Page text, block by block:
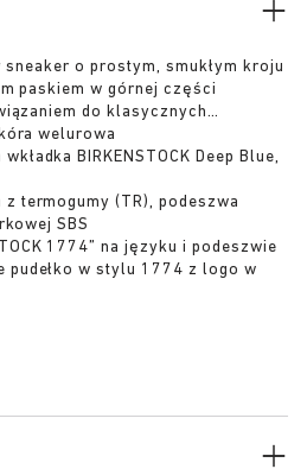
o prostym, smukłym kroju
paskiem w górnej części
do klasycznych
welurowa
BIRKENSTOCK Deep Blue,
termogumy (TR), podeszwa
SBS
1774” na języku i podeszwie
pudełko w stylu 1774 z logo w